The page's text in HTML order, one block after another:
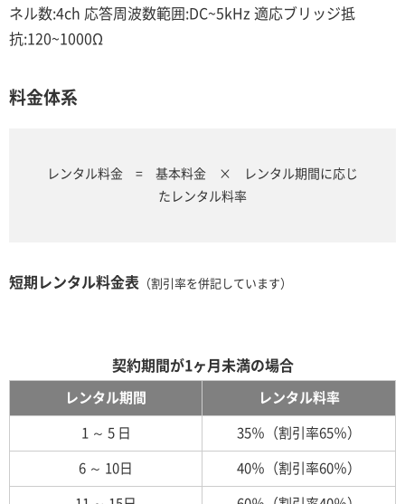
ネル数:4ch 応答周波数範囲:DC~5kHz 適応ブリッジ抵
抗:120~1000Ω
料金体系
レンタル料金 = 基本料金 × レンタル期間に応じ
たレンタル料率
短期レンタル料金表 （割引率を併記しています）
契約期間が1ヶ月未満の場合
レンタル期間 レンタル料率
1 ～ 5 日 35％（割引率65％）
6 ～ 10日 40％（割引率60％）